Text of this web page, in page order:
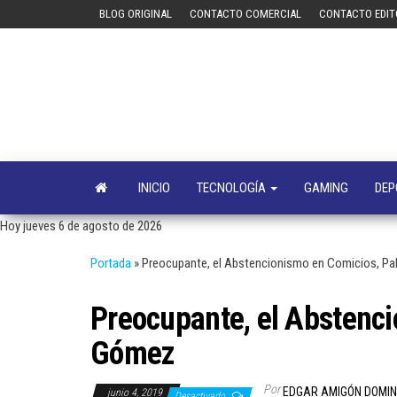
BLOG ORIGINAL CONTACTO COMERCIAL CONTACTO
INICIO TECNOLOGÍA GAMING
Hoy jueves 6 de agosto de 2026
Portada »Preocupante, el Abstencionismo en Comicios,
Preocupante, el
Gómez
junio 4, 2019 Por EDGAR AMIGÓN